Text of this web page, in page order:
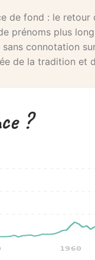
de fond : le
prénoms plus
connotation
de la tradition et
?
1960